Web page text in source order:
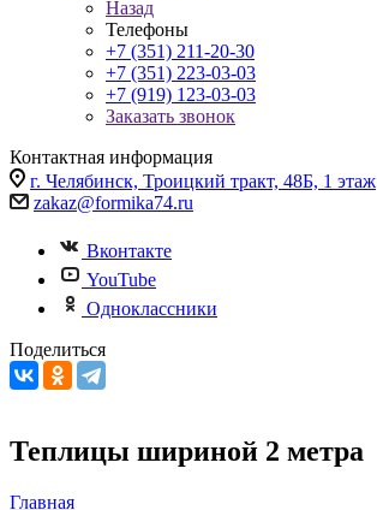
Назад
Телефоны
+7 (351) 211-20-30
+7 (351) 223-03-03
+7 (919) 123-03-03
Заказать звонок
Контактная информация
г. Челябинск, Троицкий тракт, 48Б, 1 этаж
zakaz@formika74.ru
Вконтакте
YouTube
Одноклассники
Поделиться
Теплицы шириной 2 метра
Главная